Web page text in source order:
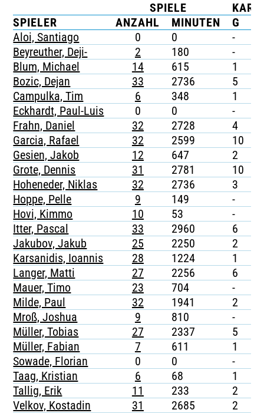
TICKETING
SPIELE
SPIELER
ANZAHL MINUTEN G
Aloi, Santiago
0 0 -
Beyreuther, Deji-
2 180 -
Blum, Michael
14 615 1
Bozic, Dejan
33 2736 5
Campulka, Tim
6 348 1
Eckhardt, Paul-Luis
0 0 -
Frahn, Daniel
32 2728 4
Garcia, Rafael
32 2599 10
Gesien, Jakob
12 647 2
Grote, Dennis
31 2781 10
Hoheneder, Niklas
32 2736 3
Hoppe, Pelle
9 149 -
Hovi, Kimmo
10 53 -
Itter, Pascal
33 2960 6
Jakubov, Jakub
25 2250 2
Karsanidis, Ioannis
28 1224 1
Langer, Matti
27 2256 6
Mauer, Timo
23 704 -
Milde, Paul
32 1941 2
Mroß, Joshua
9 810 -
Müller, Tobias
27 2337 5
Müller, Fabian
7 611 1
Sowade, Florian
0 0 -
Taag, Kristian
6 68 1
Tallig, Erik
11 233 2
Velkov, Kostadin
31 2685 2